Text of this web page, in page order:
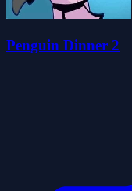
Penguin Dinner 2